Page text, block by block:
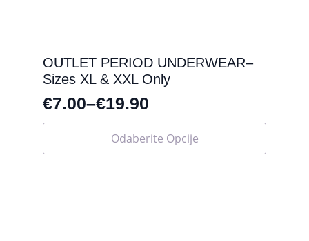
OUTLET PERIOD UNDERWEAR–
Sizes XL & XXL Only
€7.00–€19.90
Odaberite Opcije
Ovaj
ima